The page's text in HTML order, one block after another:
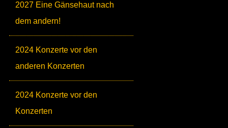
2027 Eine Gänsehaut nach
dem andern!
2024 Konzerte vor den
anderen Konzerten
2024 Konzerte vor den
Konzerten